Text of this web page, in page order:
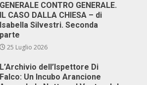
GENERALE CONTRO GENERALE.
IL CASO DALLA CHIESA – di
Isabella Silvestri. Seconda
parte
25 Luglio 2026
L’Archivio dell’Ispettore Di
Falco: Un Incubo Arancione